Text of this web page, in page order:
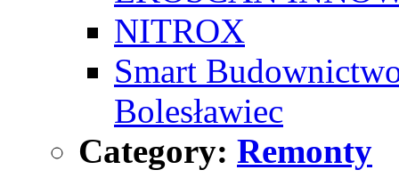
NITROX
Smart
Bolesławiec
Category: Remonty